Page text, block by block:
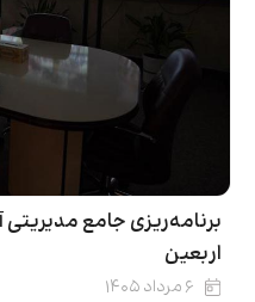
برنامه‌ریزی جامع
اربعین
۶ مرداد ۱۴۰۵